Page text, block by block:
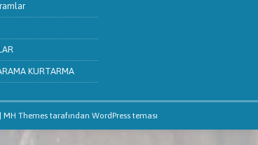
KURTARMA
MH Themes tarafından WordPress teması